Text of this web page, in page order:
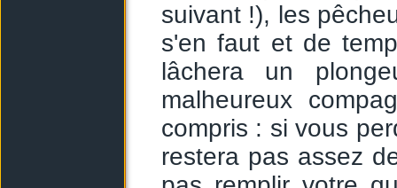
suivant !), les
s'en faut et de
lâchera un
malheureux
compris : si vous
restera pas assez